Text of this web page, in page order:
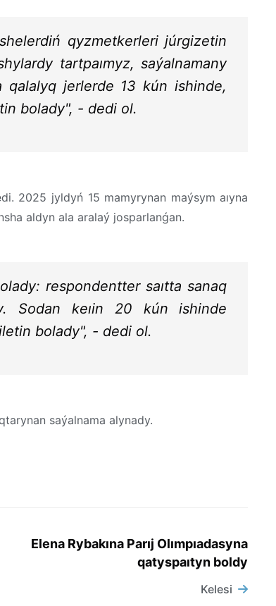
qyzmetkerleri júrgizetin
tartpaımyz, saýalnamany
qalalyq jerlerde 13 kún ishinde,
bolady", - dedi ol.
2025 jyldyń 15 mamyrynan maýsym aıyna
aldyn ala aralaý josparlanǵan.
respondentter saıtta sanaq
Sodan keıin 20 kún ishinde
bolady", - dedi ol.
saýalnama alynady.
Elena Rybakına Parıj Olımpıadasyna
qatyspaıtyn boldy
Kelesi